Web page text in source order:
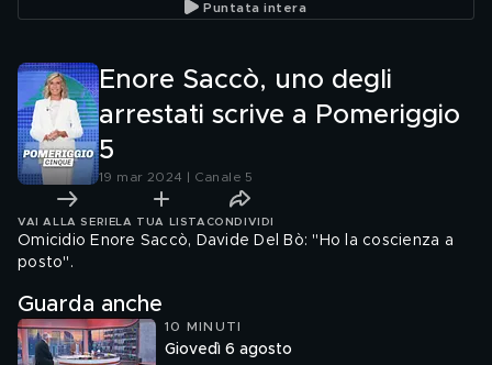
Puntata intera
Enore Saccò, uno degli
arrestati scrive a Pomeriggio
5
19 mar 2024 | Canale 5
VAI ALLA SERIE LA TUA LISTA CONDIVIDI
Omicidio Enore Saccò, Davide Del Bò: "Ho la coscienza a
posto".
Guarda anche
10 MINUTI
Giovedì 6 agosto